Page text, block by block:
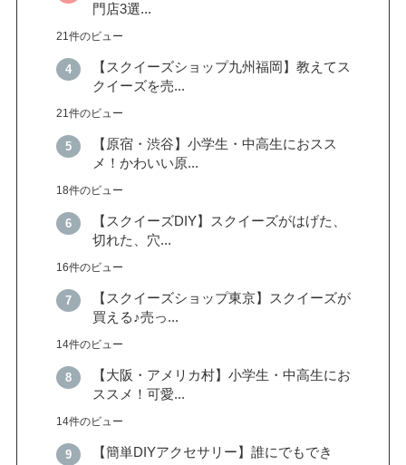
門店3選...
21件のビュー
【スクイーズショップ九州福岡】教えてス
クイーズを売...
21件のビュー
【原宿・渋谷】小学生・中高生におスス
メ！かわいい原...
18件のビュー
【スクイーズDIY】スクイーズがはげた、
切れた、穴...
16件のビュー
【スクイーズショップ東京】スクイーズが
買える♪売っ...
14件のビュー
【大阪・アメリカ村】小学生・中高生にお
ススメ！可愛...
14件のビュー
【簡単DIYアクセサリー】誰にでもでき